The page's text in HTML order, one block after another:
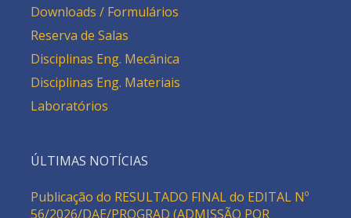
Downloads / Formulários
Reserva de Salas
Disciplinas Eng. Mecânica
Disciplinas Eng. Materiais
Laboratórios
ÚLTIMAS NOTÍCIAS
Publicação do RESULTADO FINAL do EDITAL Nº
56/2026/DAE/PROGRAD (ADMISSÃO POR